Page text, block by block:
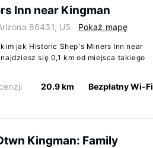
Inn near Kingman
86431, US Pokaż mapę
jak Historic Shep's Miners Inn near
się 0,1 km od miejsca takiego
20.9 km Bezpłatny Wi-Fi
Kingman: Family